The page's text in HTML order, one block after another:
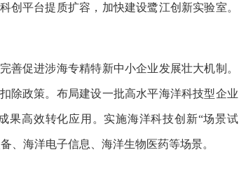
创平台提质扩容，加快建设鹭江创新实验室。
善促进涉海专精特新中小企业发展壮大机制。
除政策。布局建设一批高水平海洋科技型企业
果高效转化应用。实施海洋科技创新“场景试
、海洋电子信息、海洋生物医药等场景。